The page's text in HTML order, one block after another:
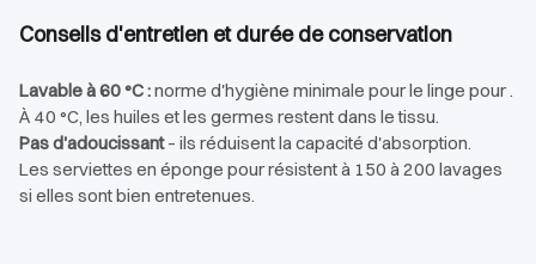
Conseils d'entretien et durée de conservation
Lavable à 60 °C :norme d'hygiène minimale pour le linge pour .
À 40 °C, les huiles et les germes restent dans le tissu.
Pas d'adoucissant– ils réduisent la capacité d'absorption.
Les serviettes en éponge pour résistent à 150 à 200 lavages
si elles sont bien entretenues.